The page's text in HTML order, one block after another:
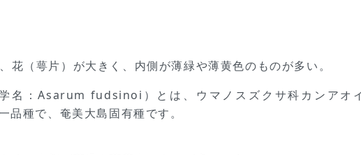
花（萼片）が大きく、内側が薄緑や薄黄色のものが多い。
名：Asarum fudsinoi）とは、ウマノスズクサ科カンアオ
品種で、奄美大島固有種です。